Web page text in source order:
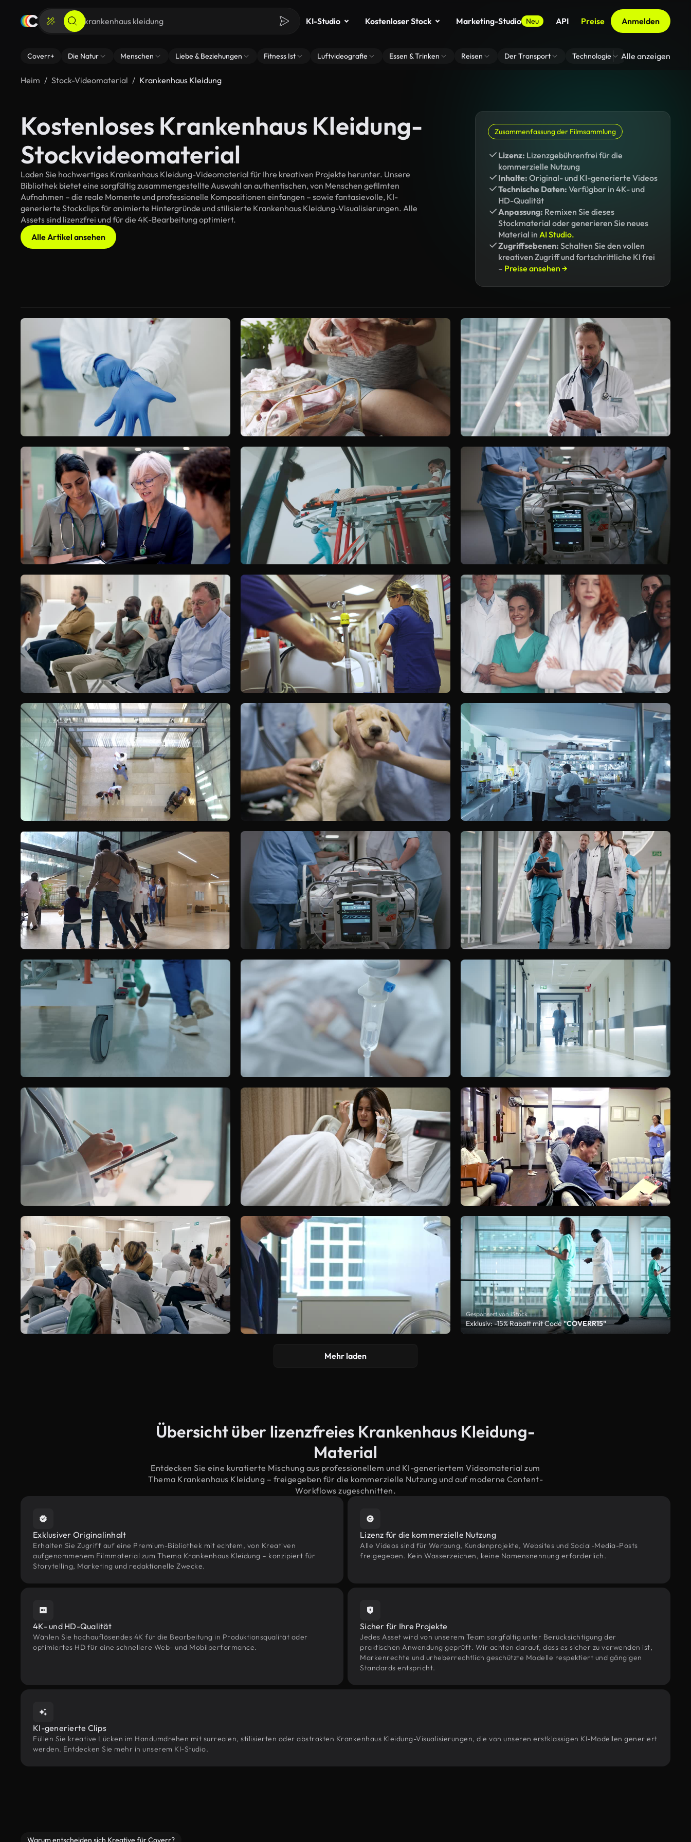
KI-Studio Kostenloser Stock Marketing-Studio Neu API Preise Anmelden
Coverr+ Die Natur Menschen Liebe & Beziehungen Fitness Ist Luftvideografie Essen & Trinken Reisen Der Transport Technologie Zoom Virtuelle
Alle anzeigen
Heim Stock-Videomaterial Krankenhaus Kleidung
Kostenloses Krankenhaus Kleidung-
Stockvideomaterial
Laden Sie hochwertiges Krankenhaus Kleidung-Videomaterial für Ihre kreativen Projekte herunter. Unsere
Bibliothek bietet eine sorgfältig zusammengestellte Auswahl an authentischen, von Menschen gefilmten
Aufnahmen – die reale Momente und professionelle Kompositionen einfangen – sowie fantasievolle, KI-
generierte Stockclips für animierte Hintergründe und stilisierte Krankenhaus Kleidung-Visualisierungen. Alle
Assets sind lizenzfrei und für die 4K-Bearbeitung optimiert.
Alle Artikel ansehen
Zusammenfassung der Filmsammlung
Lizenz: Lizenzgebührenfrei für die
kommerzielle Nutzung
Inhalte: Original- und KI-generierte Videos
Technische Daten: Verfügbar in 4K- und
HD-Qualität
Anpassung: Remixen Sie dieses
Stockmaterial oder generieren Sie neues
Material in AI Studio.
Zugriffsebenen: Schalten Sie den vollen
kreativen Zugriff und fortschrittliche KI frei
– Preise ansehen →
Gesponsert von iStock
Exklusiv: -15% Rabatt mit Code"COVERR15"
Mehr laden
Übersicht über lizenzfreies Krankenhaus Kleidung-
Material
Entdecken Sie eine kuratierte Mischung aus professionellem und KI-generiertem Videomaterial zum
Thema Krankenhaus Kleidung – freigegeben für die kommerzielle Nutzung und auf moderne Content-
Workflows zugeschnitten.
Exklusiver Originalinhalt
Erhalten Sie Zugriff auf eine Premium-Bibliothek mit echtem, von Kreativen
aufgenommenem Filmmaterial zum Thema Krankenhaus Kleidung – konzipiert für
Storytelling, Marketing und redaktionelle Zwecke.
Lizenz für die kommerzielle Nutzung
Alle Videos sind für Werbung, Kundenprojekte, Websites und Social-Media-Posts
freigegeben. Kein Wasserzeichen, keine Namensnennung erforderlich.
4K- und HD-Qualität
Wählen Sie hochauflösendes 4K für die Bearbeitung in Produktionsqualität oder
optimiertes HD für eine schnellere Web- und Mobilperformance.
Sicher für Ihre Projekte
Jedes Asset wird von unserem Team sorgfältig unter Berücksichtigung der
praktischen Anwendung geprüft. Wir achten darauf, dass es sicher zu verwenden ist,
Markenrechte und urheberrechtlich geschützte Modelle respektiert und gängigen
Standards entspricht.
KI-generierte Clips
Füllen Sie kreative Lücken im Handumdrehen mit surrealen, stilisierten oder abstrakten Krankenhaus Kleidung-Visualisierungen, die von unseren erstklassigen KI-Modellen generiert
werden. Entdecken Sie mehr in unserem KI-Studio.
Warum entscheiden sich Kreative für Coverr?